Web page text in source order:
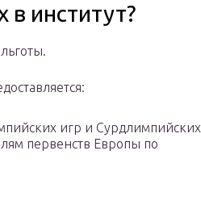
институт?
игр и Сурдлимпийских
первенств Европы по